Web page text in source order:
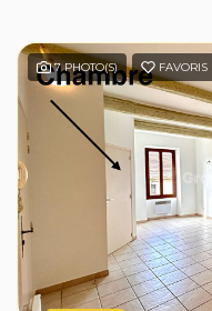
7 PHOTO(S) FAVORIS